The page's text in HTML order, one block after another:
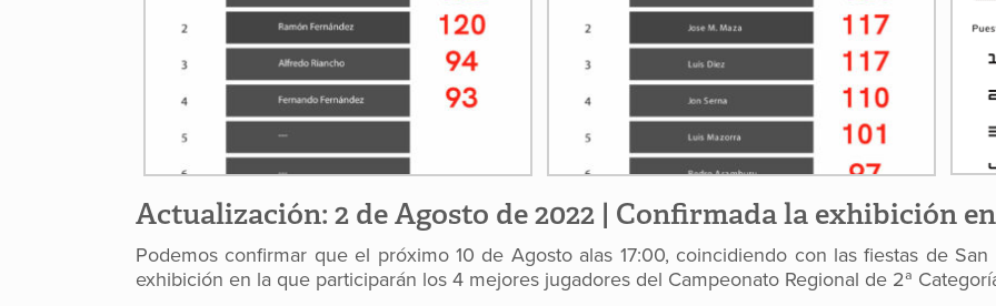
Actualización: 2 de Agosto de 2022 | Confirmada la exhibición
Podemos confirmar que el próximo 10 de Agosto alas 17:00, coincidiendo con las fiestas de
exhibición en la que participarán los 4 mejores jugadores del Campeonato Regional de 2ª